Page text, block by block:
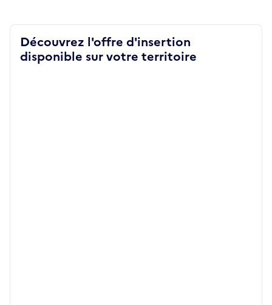
Découvrez l'offre d'insertion
disponible sur votre territoire